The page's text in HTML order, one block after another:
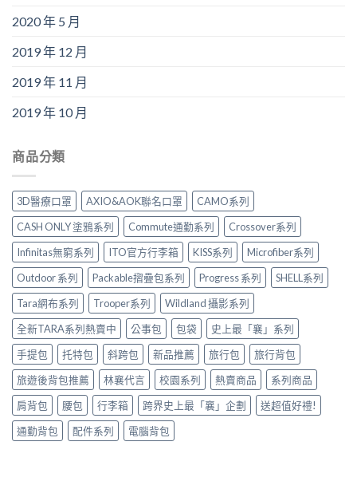
2020 年 5 月
2019 年 12 月
2019 年 11 月
2019 年 10 月
商品分類
3D醫療口罩 AXIO&AOK聯名口罩
CAMO系列
CASH ONLY 塗鴉系列
Commute通勤系列
Crossover系列
Infinitas無窮系列
ITO官方行李箱 KISS系列
Microfiber系列
Outdoor 系列
Packable摺疊包系列 Progress 系列
SHELL系列
Tara網布系列
Trooper系列
Wildland 攝影系列
全新TARA系列熱賣中
公事包 包袋
史上最「襄」系列
手提包
托特包 斜跨包 新品推薦 旅行包
旅行背包
旅遊後背包推薦
林襄代言 校園系列 熱賣商品
系列商品
肩背包
腰包 行李箱 跨界史上最「襄」企劃
送超值好禮!
通勤背包
配件系列 電腦背包